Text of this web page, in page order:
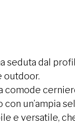
seduta dal
outdoor.
comode
un’ampia
e versatile,